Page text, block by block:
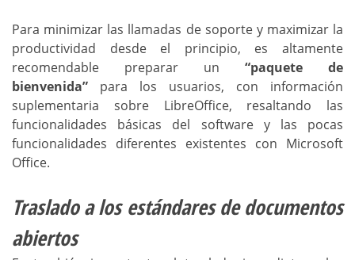
Para minimizar las llamadas de soporte y maximizar la
productividad desde el principio, es altamente
recomendable preparar un “paquete de
bienvenida” para los usuarios, con información
suplementaria sobre LibreOffice, resaltando las
funcionalidades básicas del software y las pocas
funcionalidades diferentes existentes con Microsoft
Office.
Traslado a los estándares de documentos
abiertos